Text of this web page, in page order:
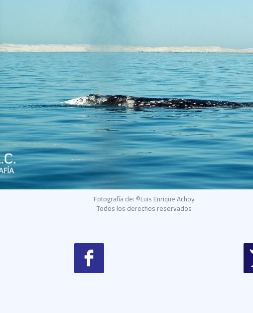
Fotografía de: ©Luis Enrique Achoy
Todos los derechos reservados